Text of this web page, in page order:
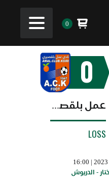
0
0
عمل بلقصيري
LOSS
- الدريوش